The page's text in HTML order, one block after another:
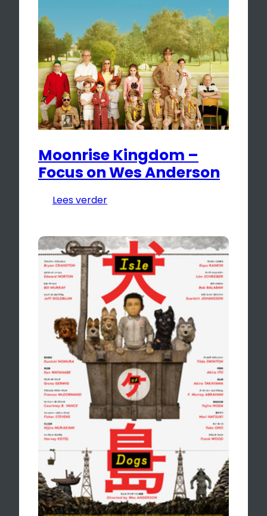
Moonrise Kingdom –
Focus on Wes Anderson
Lees verder